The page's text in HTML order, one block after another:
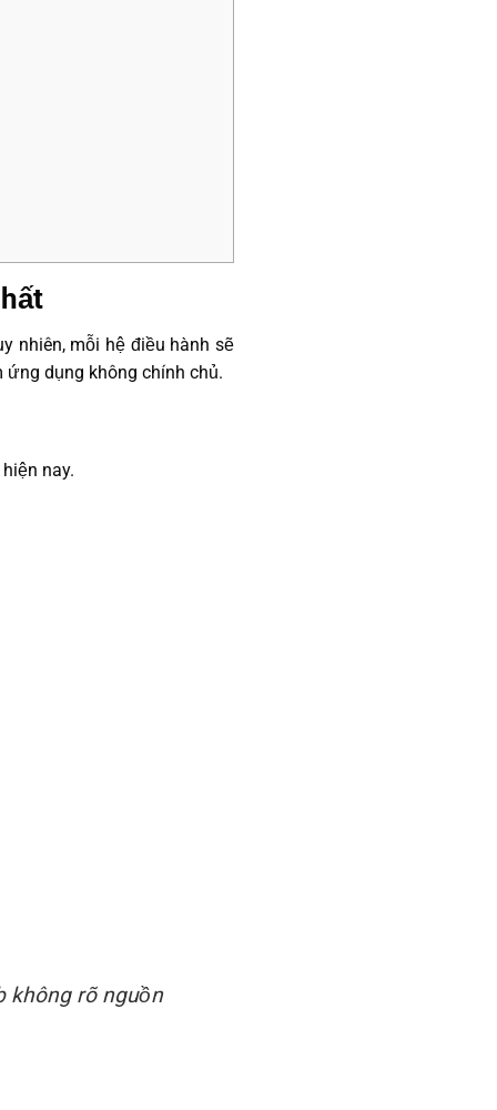
nhiên, mỗi hệ điều hành sẽ
ứng dụng không chính chủ.
hiện nay.
không rõ nguồn